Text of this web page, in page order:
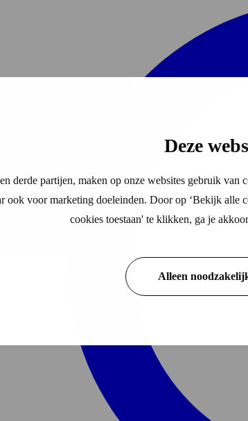
Deze
derde partijen, maken op onze websites gebruik
ook voor marketing doeleinden. Door op ‘Bekijk alle
cookies toestaan' te klikken, ga je
Alleen